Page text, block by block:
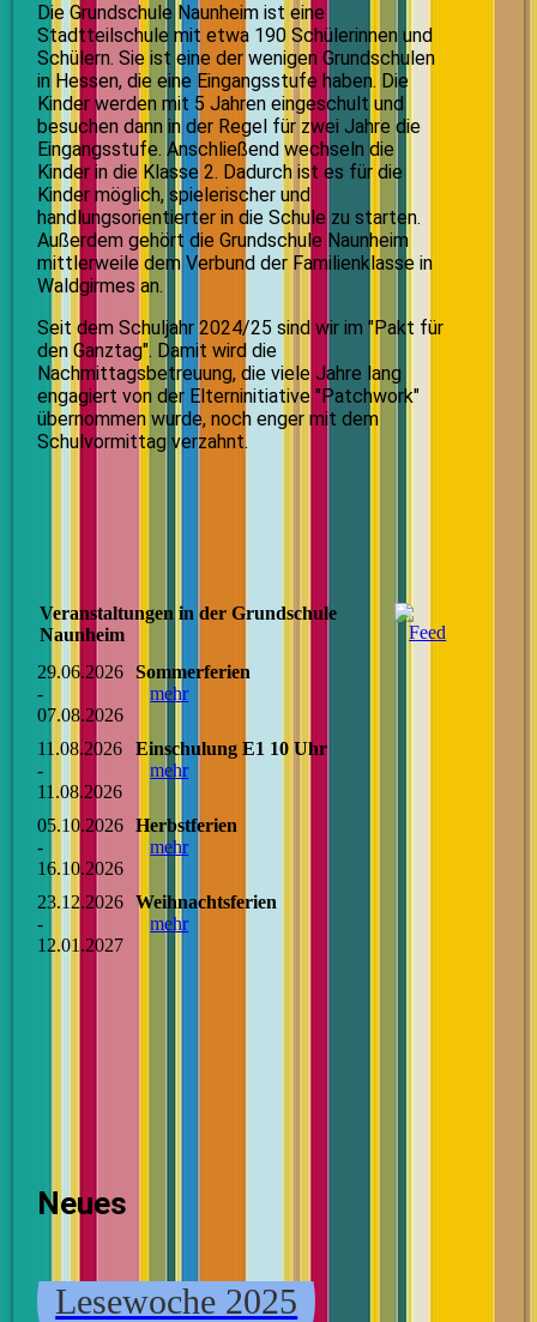
Die Grundschule Naunheim ist eine
Stadtteilschule mit etwa 190 Schülerinnen und
Schülern.Sie ist eine der wenigen Grundschulen
in Hessen, die eine Eingangsstufe haben. Die
Kinder werden mit 5 Jahren eingeschult und
besuchen dann in der Regel für zwei Jahre die
Eingangsstufe. Anschließend wechseln die
Kinder in die Klasse 2. Dadurch ist es für die
Kinder möglich, spielerischer und
handlungsorientierter in die Schule zu starten.
Außerdem gehört die Grundschule Naunheim
mittlerweile dem Verbund der Familienklasse in
Waldgirmes an.
Seit dem Schuljahr 2024/25 sind wir im "Pakt für
den Ganztag". Damit wird die
Nachmittagsbetreuung, die viele Jahre lang
engagiert von der Elterninitiative "Patchwork"
übernommen wurde, noch enger mit dem
Schulvormittag verzahnt.
Veranstaltungen in der Grundschule
Naunheim
29.06.2026
-
07.08.2026
Sommerferien
mehr
11.08.2026
-
11.08.2026
Einschulung E1 10 Uhr
mehr
05.10.2026
-
16.10.2026
Herbstferien
mehr
23.12.2026
-
12.01.2027
Weihnachtsferien
mehr
Neues
Lesewoche 2025